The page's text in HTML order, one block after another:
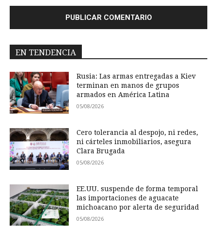
EN TENDENCIA
Rusia: Las armas entregadas a Kiev
terminan en manos de grupos
armados en América Latina
05/08/2026
Cero tolerancia al despojo, ni redes,
ni cárteles inmobiliarios, asegura
Clara Brugada
05/08/2026
EE.UU. suspende de forma temporal
las importaciones de aguacate
michoacano por alerta de seguridad
05/08/2026